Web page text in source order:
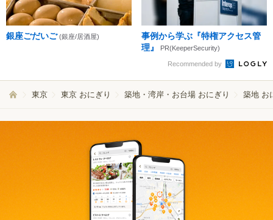
銀座ごだいご (銀座/居酒屋)
事例から学ぶ『特権アクセス管
理』
PR(KeeperSecurity)
Recommended by
東京 東京 おにぎり 築地・湾岸・お台場 おにぎり 築地 お